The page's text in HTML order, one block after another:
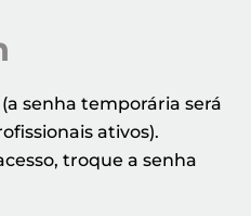
(a senha temporária será
ativos).
troque a senha